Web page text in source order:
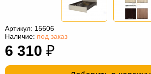
мешки
Мебель
из
Садовая
Артикул: 15606
Наличие: под заказ
6 310 ₽